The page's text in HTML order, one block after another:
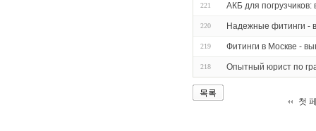
221 АКБ для
220 Надежные фитинги -
219 Фитинги в Москве -
218 Опытный юрист по
목록
첫